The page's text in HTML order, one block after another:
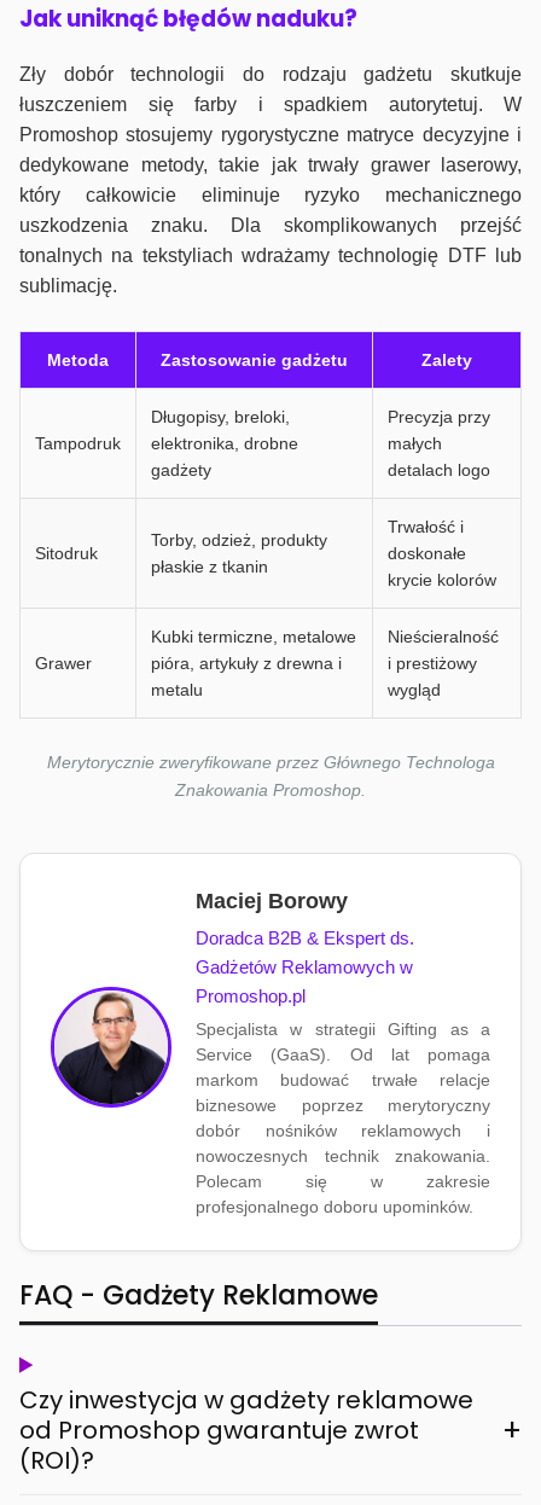
Jak uniknąć błędów naduku?
Zły dobór technologii do rodzaju gadżetu skutkuje
łuszczeniem się farby i spadkiem autorytetuj. W
Promoshop stosujemy rygorystyczne matryce decyzyjne i
dedykowane metody, takie jak trwały grawer laserowy,
który całkowicie eliminuje ryzyko mechanicznego
uszkodzenia znaku. Dla skomplikowanych przejść
tonalnych na tekstyliach wdrażamy technologię DTF lub
sublimację.
Metoda Zastosowanie gadżetu Zalety
Tampodruk
Długopisy, breloki,
elektronika, drobne
gadżety
Precyzja przy
małych
detalach logo
Sitodruk
Torby, odzież, produkty
płaskie z tkanin
Trwałość i
doskonałe
krycie kolorów
Grawer
Kubki termiczne, metalowe
pióra, artykuły z drewna i
metalu
Nieścieralność
i prestiżowy
wygląd
Merytorycznie zweryfikowane przez Głównego Technologa
Znakowania Promoshop.
Maciej Borowy
Doradca B2B & Ekspert ds.
Gadżetów Reklamowych w
Promoshop.pl
Specjalista w strategii Gifting as a
Service (GaaS). Od lat pomaga
markom budować trwałe relacje
biznesowe poprzez merytoryczny
dobór nośników reklamowych i
nowoczesnych technik znakowania.
Polecam się w zakresie
profesjonalnego doboru upominków.
FAQ - Gadżety Reklamowe
Czy inwestycja w gadżety reklamowe
od Promoshop gwarantuje zwrot
(ROI)?
+